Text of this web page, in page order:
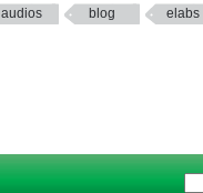
audios blog elabs